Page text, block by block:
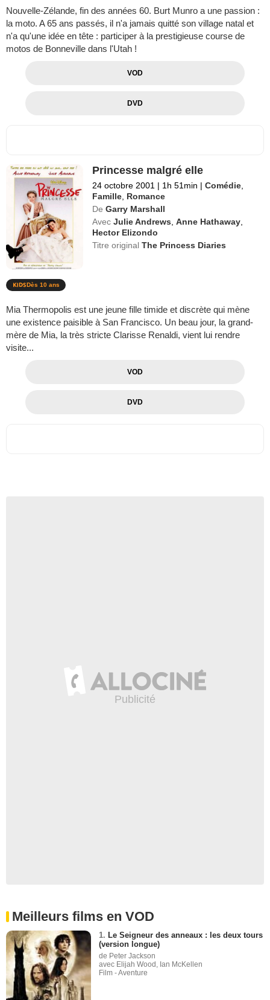
Nouvelle-Zélande, fin des années 60. Burt Munro a une passion :
la moto. A 65 ans passés, il n'a jamais quitté son village natal et
n'a qu'une idée en tête : participer à la prestigieuse course de
motos de Bonneville dans l'Utah !
VOD
DVD
Princesse malgré elle
24 octobre 2001 | 1h 51min | Comédie
Famille Romance
De Garry Marshall
Avec Julie Andrews ,Anne Hathaway
Hector Elizondo
Titre originalThe Princess Diaries
Dès 10 ans
Mia Thermopolis est une jeune fille timide et discrète qui mène
une existence paisible à San Francisco. Un beau jour, la grand-
mère de Mia, la très stricte Clarisse Renaldi, vient lui rendre
visite...
VOD
DVD
Meilleurs films en VOD
1. Le Seigneur des anneaux : les deux tours
(version longue)
de Peter Jackson
avec Elijah Wood, Ian McKellen
Film - Aventure